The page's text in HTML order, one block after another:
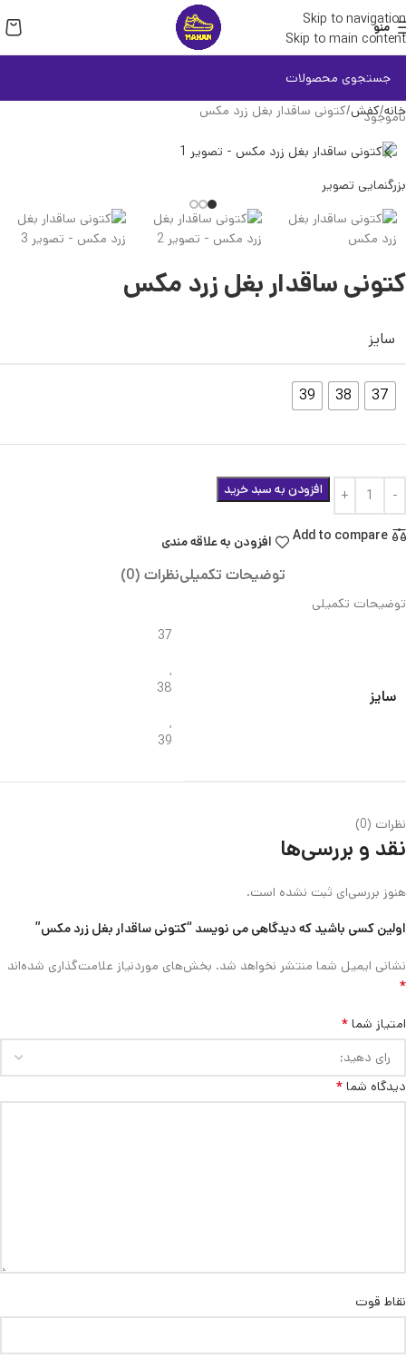
Skip to navigation
Skip to main content
منو
خانه کفش کتونی ساقدار بغل زرد مکس ناموجود
بزرگنمایی تصویر
کتونی ساقدار بغل زرد مکس
سایز
37
38
39
افزودن به سبد خرید
Add to compare افزودن به علاقه مندی
توضیحات تکمیلینظرات (0)
توضیحات تکمیلی
سایز
37
,
38
,
39
نظرات (0)
نقد و بررسی‌ها
هنوز بررسی‌ای ثبت نشده است.
اولین کسی باشید که دیدگاهی می نویسد “کتونی ساقدار بغل زرد مکس”
نشانی ایمیل شما منتشر نخواهد شد. بخش‌های موردنیاز علامت‌گذاری شده‌اند
*
امتیاز شما *
دیدگاه شما *
نقاط قوت